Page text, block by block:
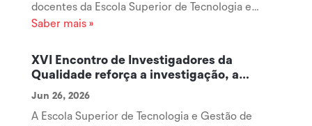
docentes da Escola Superior de Tecnologia e
Gestão de Viseu (ESTGV), disponibiliza um
à promoção da literacia financeira de crianças e
jovens, acessíveis através da...
Saber mais »
XVI Encontro de Investigadores da
Qualidade reforça a investigação, a
cooperação e a inovação na área da
Qualidade
Jun 26, 2026
A Escola Superior de Tecnologia e Gestão de